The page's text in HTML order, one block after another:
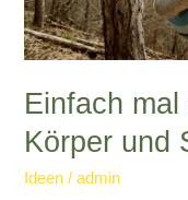
Einfach
Körper und
Ideen /admin